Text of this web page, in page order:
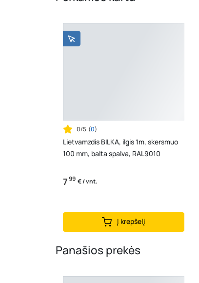
0/5 (0)
Lietvamzdis BILKA, ilgis 1m, skersmuo
100 mm, balta spalva, RAL9010
799 € / vnt.
Į krepšelį
Panašios prekės